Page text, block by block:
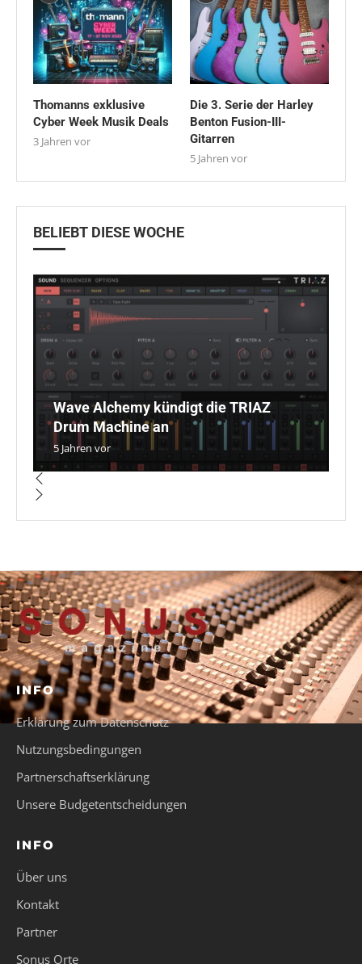
Thomanns exklusive
Cyber Week Musik Deals
3 Jahren vor
Die 3. Serie der Harley
Benton Fusion-III-
Gitarren
5 Jahren vor
BELIEBT DIESE WOCHE
Wave Alchemy kündigt die TRIAZ
Drum Machine an
5 Jahren vor
INFO
Erklärung zum Datenschutz
Nutzungsbedingungen
Partnerschaftserklärung
Unsere Budgetentscheidungen
INFO
Über uns
Kontakt
Partner
Sonus Orte